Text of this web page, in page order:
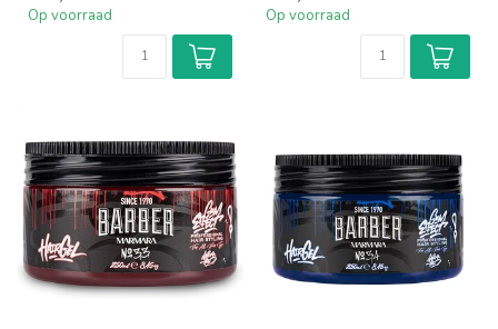
Op voorraad Op voorraad